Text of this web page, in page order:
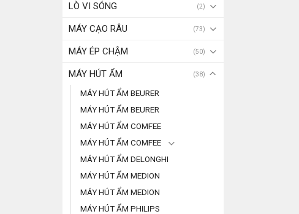
LÒ VI SÓNG (2)
MÁY CẠO RÂU (73)
MÁY ÉP CHẬM (50)
MÁY HÚT ẨM (38)
MÁY HÚT ẨM BEURER
MÁY HÚT ẨM BEURER
MÁY HÚT ẨM COMFEE
MÁY HÚT ẨM COMFEE
MÁY HÚT ẨM DELONGHI
MÁY HÚT ẨM MEDION
MÁY HÚT ẨM MEDION
MÁY HÚT ẨM PHILIPS